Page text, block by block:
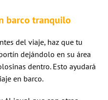
barco tranquilo
del viaje, haz que tu
dejándolo en su área
dentro. Esto ayudará
en barco.